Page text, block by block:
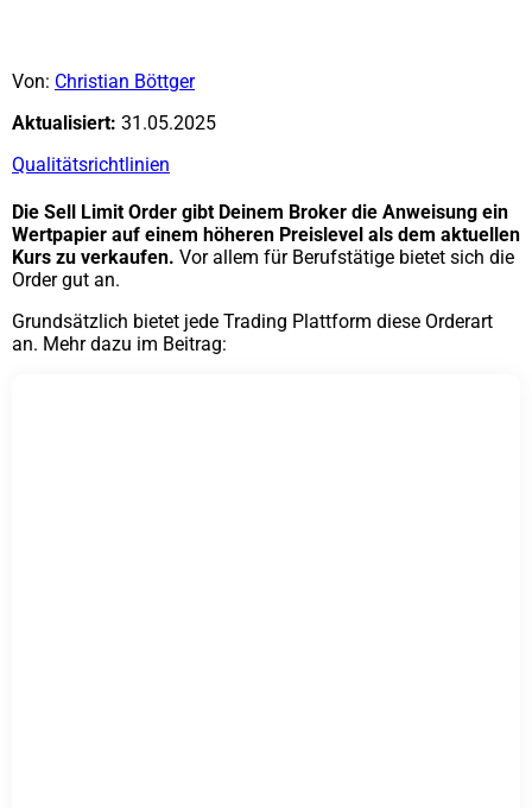
Von: Christian Böttger
Aktualisiert: 31.05.2025
Qualitätsrichtlinien
Die Sell Limit Order gibt Deinem Broker die Anweisung ein
Wertpapier auf einem höheren Preislevel als dem aktuellen
Kurs zu verkaufen. Vor allem für Berufstätige bietet sich die
Order gut an.
Grundsätzlich bietet jede Trading Plattform diese Orderart
an. Mehr dazu im Beitrag: